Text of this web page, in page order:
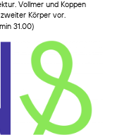
Vollmer und Koppen
Körper vor.
31.00)